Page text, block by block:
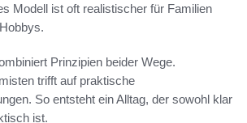
Modell ist oft realistischer für Familien
Prinzipien beider Wege.
trifft auf praktische
So entsteht ein Alltag, der sowohl klar
ist.